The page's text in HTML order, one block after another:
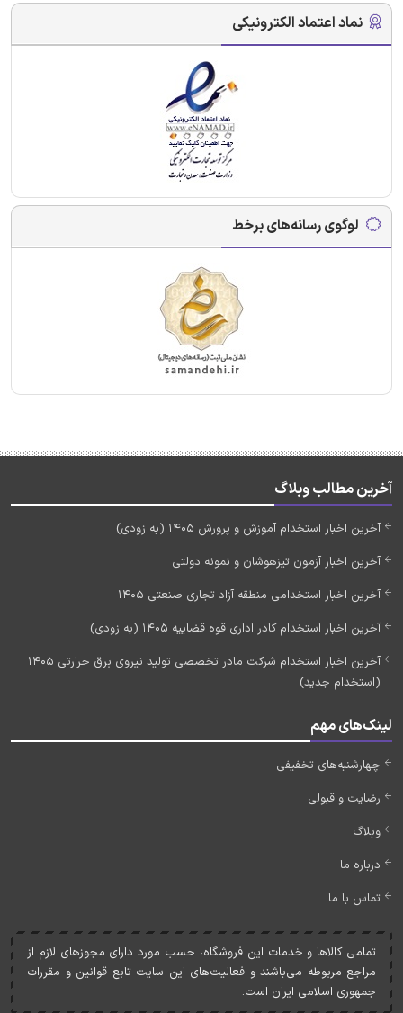
نماد اعتماد الکترونیکی
لوگوی رسانه‌های برخط
آخرین مطالب وبلاگ
آخرین اخبار استخدام آموزش و پرورش 1405 (به زودی)
آخرین اخبار آزمون تیزهوشان و نمونه دولتی
آخرین اخبار استخدامی منطقه آزاد تجاری صنعتی 1405
آخرین اخبار استخدام کادر اداری قوه قضاییه 1405 (به زودی)
آخرین اخبار استخدام شرکت مادر تخصصی تولید نیروی برق حرارتی 1405
(استخدام جدید)
لینک‌های مهم
چهارشنبه‌های تخفیفی
رضایت و قبولی
وبلاگ
درباره ما
تماس با ما
تمامی کالاها و خدمات اين فروشگاه، حسب مورد دارای مجوزهای لازم از
مراجع مربوطه می‌باشند و فعاليت‌های اين سايت تابع قوانين و مقررات
جمهوری اسلامی ايران است.